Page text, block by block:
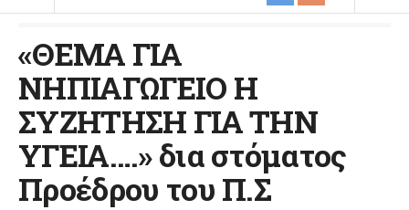
«ΘΕΜΑ ΓΙΑ
ΝΗΠΙΑΓΩΓΕΙΟ Η
ΣΥΖΗΤΗΣΗ ΓΙΑ ΤΗΝ
ΥΓΕΙΑ….» δια στόματος
Προέδρου του Π.Σ